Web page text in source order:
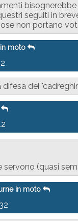
seguiti in
non portano
moto
dei
(quasi
in moto